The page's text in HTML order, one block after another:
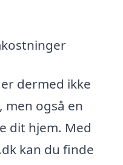
dermed ikke
men også en
dit hjem. Med
kan du finde